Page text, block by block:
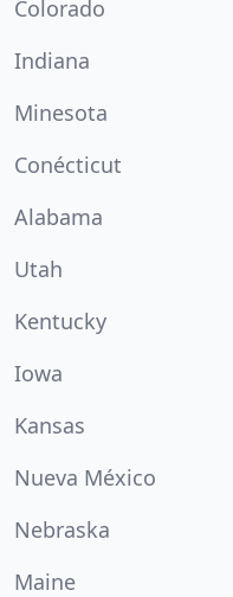
Colorado
Indiana
Minesota
Conécticut
Alabama
Utah
Kentucky
Iowa
Kansas
Nueva México
Nebraska
Maine